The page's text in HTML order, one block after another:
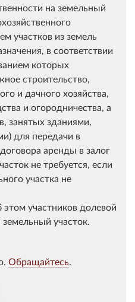
на земельный
участков из земель
в соответствии
которых
строительство,
и дачного хозяйства,
и огородничества, а
занятых зданиями,
для передачи в
аренды в залог
не требуется, если
участка не
участников долевой
участок.
Обращайтесь.